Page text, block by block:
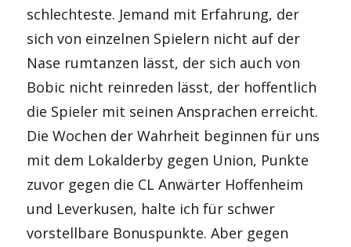
schlechteste. Jemand mit Erfahrung, der
sich von einzelnen Spielern nicht auf der
Nase rumtanzen lässt, der sich auch von
Bobic nicht reinreden lässt, der hoffentlich
die Spieler mit seinen Ansprachen erreicht.
Die Wochen der Wahrheit beginnen für uns
mit dem Lokalderby gegen Union, Punkte
zuvor gegen die CL Anwärter Hoffenheim
und Leverkusen, halte ich für schwer
vorstellbare Bonuspunkte. Aber gegen